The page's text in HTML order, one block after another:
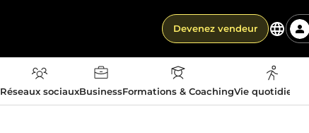
Devenez vendeur
Réseaux sociauxBusinessFormations & CoachingVie